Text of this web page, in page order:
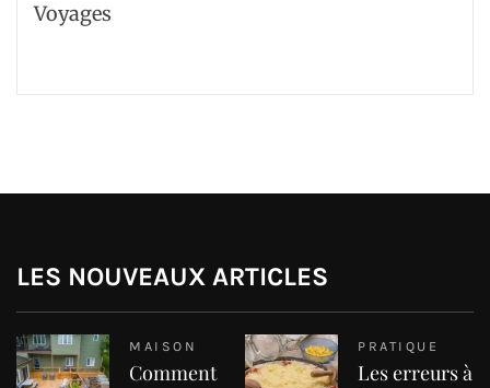
Voyages
LES NOUVEAUX ARTICLES
MAISON
Comment
PRATIQUE
Les erreurs à